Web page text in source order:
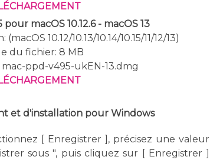
pour macOS 10.12.6 - macOS 13
10.12/10.13/10.14/10.15/11/12/13)
du fichier: 8 MB
ppd-v495-ukEN-13.dmg
et d'installation pour Windows
[ Enregistrer ], précisez une valeur
sous ", puis cliquez sur [ Enregistrer ]